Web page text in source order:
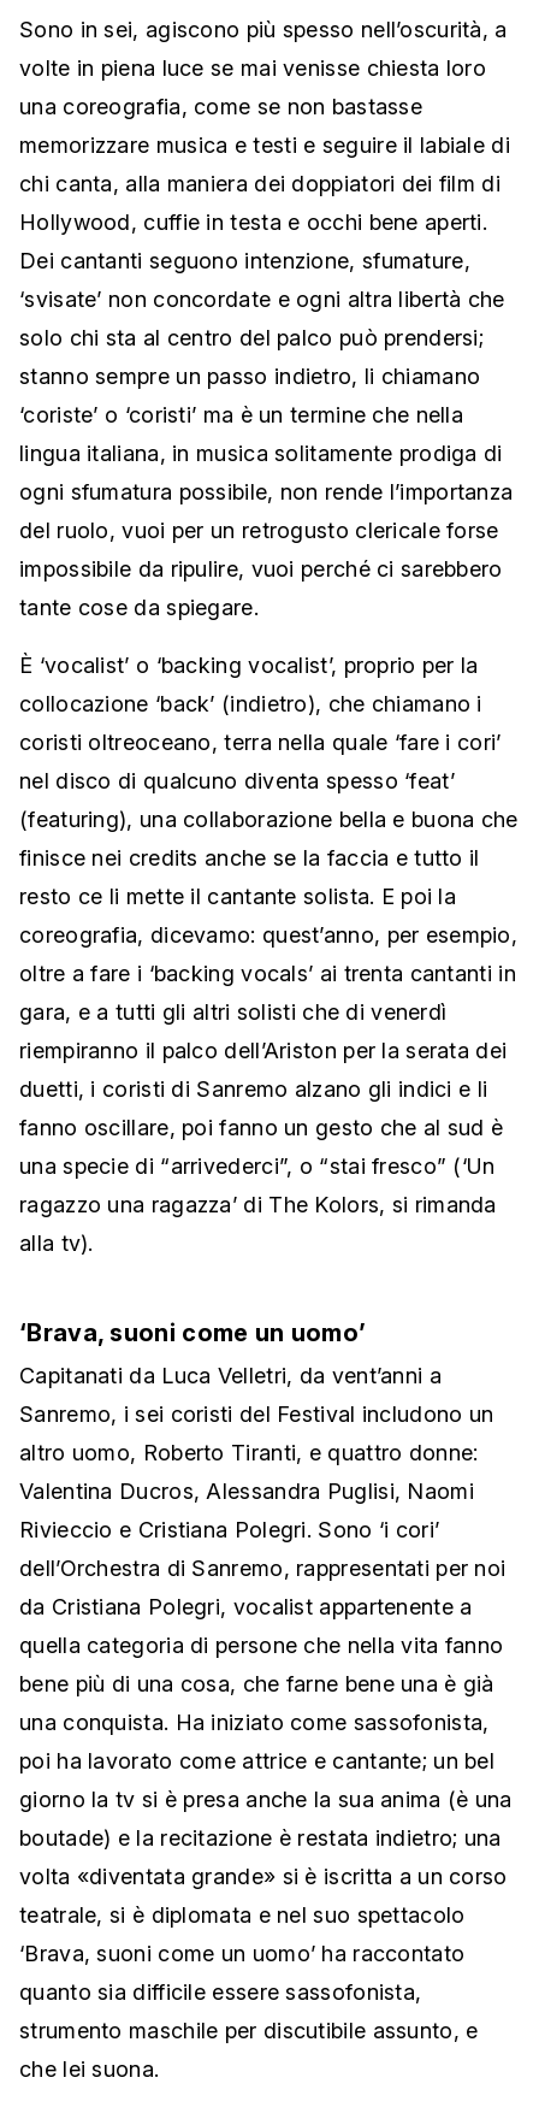
Sono in sei, agiscono più spesso nell’oscurità, a
volte in piena luce se mai venisse chiesta loro
una coreografia, come se non bastasse
memorizzare musica e testi e seguire il labiale di
chi canta, alla maniera dei doppiatori dei film di
Hollywood, cuffie in testa e occhi bene aperti.
Dei cantanti seguono intenzione, sfumature,
‘svisate’ non concordate e ogni altra libertà che
solo chi sta al centro del palco può prendersi;
stanno sempre un passo indietro, li chiamano
‘coriste’ o ‘coristi’ ma è un termine che nella
lingua italiana, in musica solitamente prodiga di
ogni sfumatura possibile, non rende l’importanza
del ruolo, vuoi per un retrogusto clericale forse
impossibile da ripulire, vuoi perché ci sarebbero
tante cose da spiegare.
È ‘vocalist’ o ‘backing vocalist’, proprio per la
collocazione ‘back’ (indietro), che chiamano i
coristi oltreoceano, terra nella quale ‘fare i cori’
nel disco di qualcuno diventa spesso ‘feat’
(featuring), una collaborazione bella e buona che
finisce nei credits anche se la faccia e tutto il
resto ce li mette il cantante solista. E poi la
coreografia, dicevamo: quest’anno, per esempio,
oltre a fare i ‘backing vocals’ ai trenta cantanti in
gara, e a tutti gli altri solisti che di venerdì
riempiranno il palco dell’Ariston per la serata dei
duetti, i coristi di Sanremo alzano gli indici e li
fanno oscillare, poi fanno un gesto che al sud è
una specie di “arrivederci”, o “stai fresco” (‘Un
ragazzo una ragazza’ di The Kolors, si rimanda
alla tv).
‘Brava, suoni come un uomo’
Capitanati da Luca Velletri, da vent’anni a
Sanremo, i sei coristi del Festival includono un
altro uomo, Roberto Tiranti, e quattro donne:
Valentina Ducros, Alessandra Puglisi, Naomi
Rivieccio e Cristiana Polegri. Sono ‘i cori’
dell’Orchestra di Sanremo, rappresentati per noi
da Cristiana Polegri, vocalist appartenente a
quella categoria di persone che nella vita fanno
bene più di una cosa, che farne bene una è già
una conquista. Ha iniziato come sassofonista,
poi ha lavorato come attrice e cantante; un bel
giorno la tv si è presa anche la sua anima (è una
boutade) e la recitazione è restata indietro; una
volta «diventata grande» si è iscritta a un corso
teatrale, si è diplomata e nel suo spettacolo
‘Brava, suoni come un uomo’ ha raccontato
quanto sia difficile essere sassofonista,
strumento maschile per discutibile assunto, e
che lei suona.